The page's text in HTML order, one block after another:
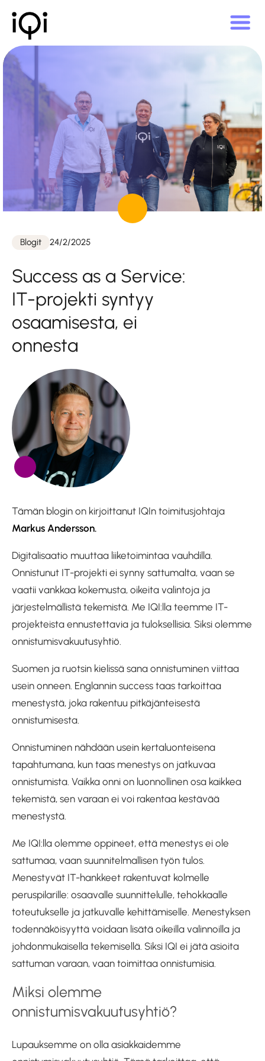
Kategoriat
Blogit Julkaistu
24/2/2025
Success as a Service:
IT-projekti syntyy
osaamisesta, ei
onnesta
Tämän blogin on kirjoittanut IQIn toimitusjohtaja
Markus Andersson.
Digitalisaatio muuttaa liiketoimintaa vauhdilla.
Onnistunut IT-projekti ei synny sattumalta, vaan se
vaatii vankkaa kokemusta, oikeita valintoja ja
järjestelmällistä tekemistä. Me IQI:lla teemme IT-
projekteista ennustettavia ja tuloksellisia. Siksi olemme
onnistumisvakuutusyhtiö.
Suomen ja ruotsin kielissä sana onnistuminen viittaa
usein onneen. Englannin success taas tarkoittaa
menestystä, joka rakentuu pitkäjänteisestä
onnistumisesta.
Onnistuminen nähdään usein kertaluonteisena
tapahtumana, kun taas menestys on jatkuvaa
onnistumista. Vaikka onni on luonnollinen osa kaikkea
tekemistä, sen varaan ei voi rakentaa kestävää
menestystä.
Me IQI:lla olemme oppineet, että menestys ei ole
sattumaa, vaan suunnitelmallisen työn tulos.
Menestyvät IT-hankkeet rakentuvat kolmelle
peruspilarille: osaavalle suunnittelulle, tehokkaalle
toteutukselle ja jatkuvalle kehittämiselle. Menestyksen
todennäköisyyttä voidaan lisätä oikeilla valinnoilla ja
johdonmukaisella tekemisellä. Siksi IQI ei jätä asioita
sattuman varaan, vaan toimittaa onnistumisia.
Miksi olemme
onnistumisvakuutusyhtiö?
Lupauksemme on olla asiakkaidemme